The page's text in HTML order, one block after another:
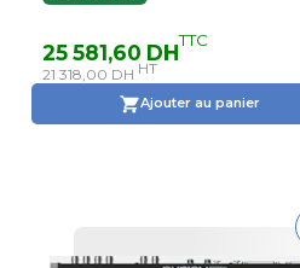
25 581,60 DHTTC
21 318,00 DH HT
Ajouter au panier